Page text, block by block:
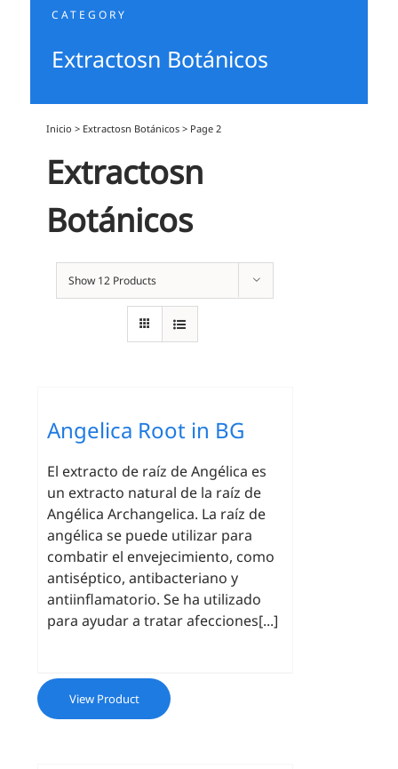
CATEGORY
Extractosn Botánicos
Inicio > Extractosn Botánicos > Page 2
Extractosn
Botánicos
Show 12 Products
Angelica Root in BG
El extracto de raíz de Angélica es
un extracto natural de la raíz de
Angélica Archangelica. La raíz de
angélica se puede utilizar para
combatir el envejecimiento, como
antiséptico, antibacteriano y
antiinflamatorio. Se ha utilizado
para ayudar a tratar afecciones[...]
View Product